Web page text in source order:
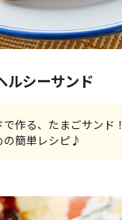
ルシーサンド
作る、たまごサンド！
の簡単レシピ♪